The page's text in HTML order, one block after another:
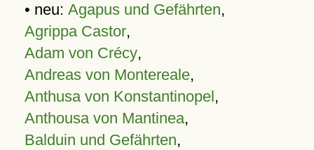
• neu: Agapus und Gefährten,
Agrippa Castor,
Adam von Crécy,
Andreas von Montereale,
Anthusa von Konstantinopel,
Anthousa von Mantinea,
Balduin und Gefährten,